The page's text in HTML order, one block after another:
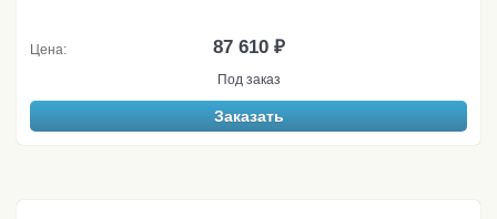
Цена: 87 610 ₽
Под заказ
Заказать